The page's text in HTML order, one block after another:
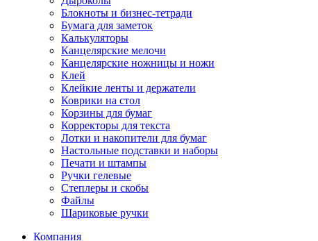
Блокноты и бизнес-тетради
Бумага для заметок
Калькуляторы
Канцелярские мелочи
Канцелярские ножницы и ножи
Клей
Клейкие ленты и держатели
Коврики на стол
Корзины для бумаг
Корректоры для текста
Лотки и накопители для бумаг
Настольные подставки и наборы
Печати и штампы
Ручки гелевые
Степлеры и скобы
Файлы
Шариковые ручки
Компания